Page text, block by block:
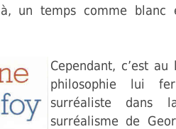
un temps comme
Cependant, c’est
philosophie lui
surréaliste dans
surréalisme de